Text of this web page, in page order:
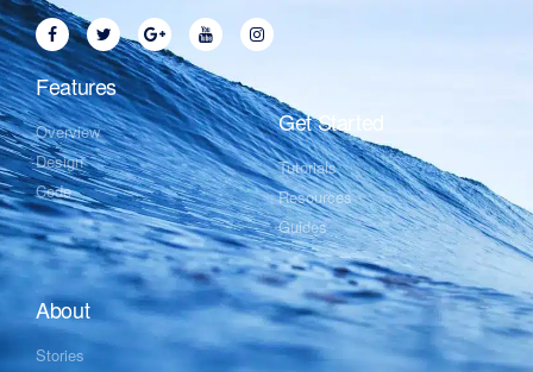
Features
Overview
Design
Code
Get Started
Tutorials
Resources
Guides
About
Stories